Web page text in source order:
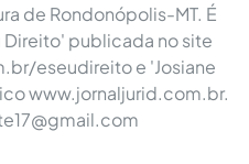
de Rondonópolis-MT. É
Direito' publicada no site
eseudireito e 'Josiane
www.jornaljurid.com.br.